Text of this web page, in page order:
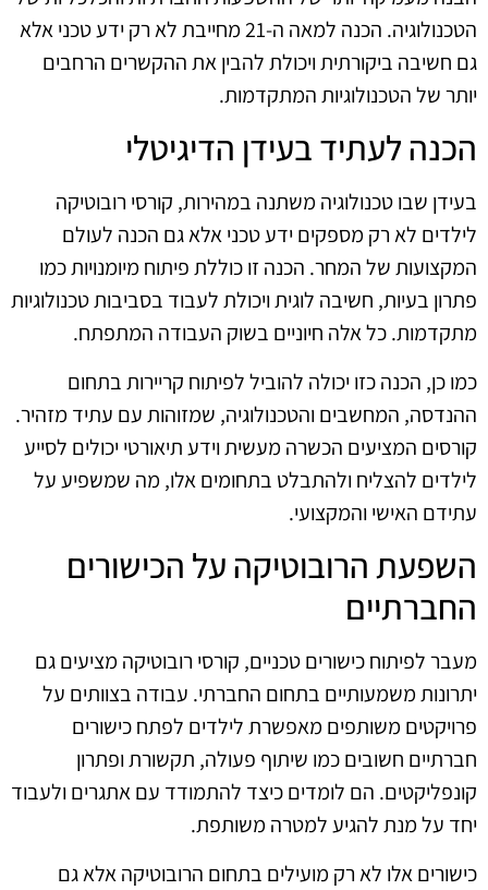
הטכנולוגיה. הכנה למאה ה-21 מחייבת לא רק ידע טכני אלא
גם חשיבה ביקורתית ויכולת להבין את ההקשרים הרחבים
יותר של הטכנולוגיות המתקדמות.
הכנה לעתיד בעידן הדיגיטלי
בעידן שבו טכנולוגיה משתנה במהירות, קורסי רובוטיקה
לילדים לא רק מספקים ידע טכני אלא גם הכנה לעולם
המקצועות של המחר. הכנה זו כוללת פיתוח מיומנויות כמו
פתרון בעיות, חשיבה לוגית ויכולת לעבוד בסביבות טכנולוגיות
מתקדמות. כל אלה חיוניים בשוק העבודה המתפתח.
כמו כן, הכנה כזו יכולה להוביל לפיתוח קריירות בתחום
ההנדסה, המחשבים והטכנולוגיה, שמזוהות עם עתיד מזהיר.
קורסים המציעים הכשרה מעשית וידע תיאורטי יכולים לסייע
לילדים להצליח ולהתבלט בתחומים אלו, מה שמשפיע על
עתידם האישי והמקצועי.
השפעת הרובוטיקה על הכישורים
החברתיים
מעבר לפיתוח כישורים טכניים, קורסי רובוטיקה מציעים גם
יתרונות משמעותיים בתחום החברתי. עבודה בצוותים על
פרויקטים משותפים מאפשרת לילדים לפתח כישורים
חברתיים חשובים כמו שיתוף פעולה, תקשורת ופתרון
קונפליקטים. הם לומדים כיצד להתמודד עם אתגרים ולעבוד
יחד על מנת להגיע למטרה משותפת.
כישורים אלו לא רק מועילים בתחום הרובוטיקה אלא גם